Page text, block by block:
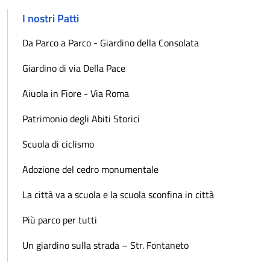
I nostri Patti
Da Parco a Parco - Giardino della Consolata
Giardino di via Della Pace
Aiuola in Fiore - Via Roma
Patrimonio degli Abiti Storici
Scuola di ciclismo
Adozione del cedro monumentale
La città va a scuola e la scuola sconfina in città
Più parco per tutti
Un giardino sulla strada – Str. Fontaneto